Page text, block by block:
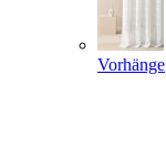
Vorhänge